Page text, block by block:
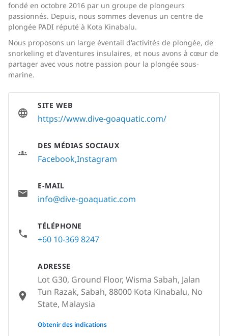
fondé en octobre 2016 par un groupe de plongeurs
passionnés. Depuis, nous sommes devenus un centre de
plongée PADI réputé à Kota Kinabalu.
Nous proposons un large éventail d'activités de plongée, de
snorkeling et d'aventures insulaires, et nous avons à cœur de
partager avec vous notre passion pour la plongée sous-
marine.
SITE WEB
https://www.dive-goaquatic.com/
DES MÉDIAS SOCIAUX
FacebookInstagram
E-MAIL
info@dive-goaquatic.com
TÉLÉPHONE
+60 10-369 8247
ADRESSE
Lot G30, Ground Floor, Wisma Sabah, Jalan
Tun Razak, Sabah, 88000 Kota Kinabalu, No
State, Malaysia
None
Obtenir des indications